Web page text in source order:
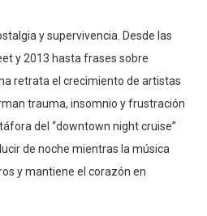
y supervivencia. Desde las
y 2013 hasta frases sobre
retrata el crecimiento de artistas
trauma, insomnio y frustración
del “downtown night cruise”
de noche mientras la música
y mantiene el corazón en